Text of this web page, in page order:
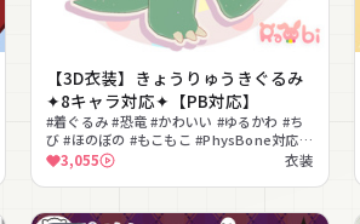
【3D衣装】きょうりゅうきぐるみ
✦8キャラ対応✦【PB対応】
#着ぐるみ #恐竜 #かわいい #ゆるかわ #ち
び #ほのぼの #もこもこ #PhysBone対応
#lilToon対応
3,055 衣装